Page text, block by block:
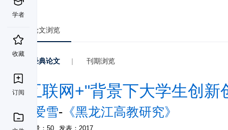
学者
收藏
订阅
论文浏览
经典论文 | 刊期浏览
"互联网+"背景下大学生创新
陈爱雪- 《黑龙江高教研究》
被引量：50 发表：2017